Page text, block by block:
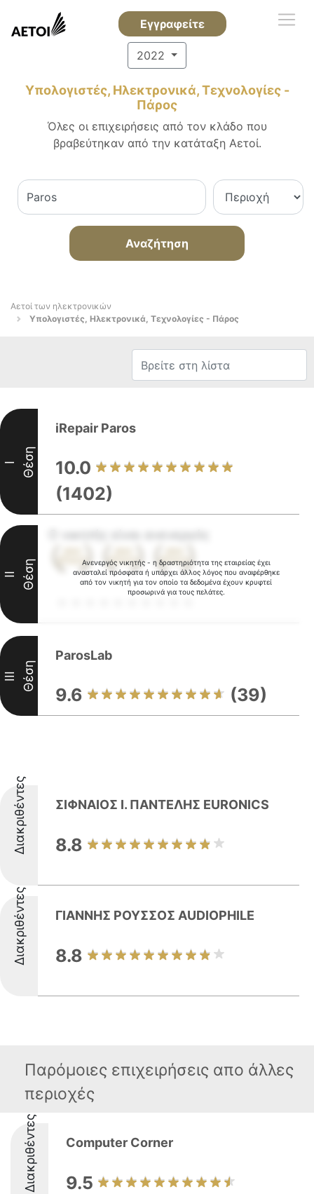
Εγγραφείτε
2022
Υπολογιστές, Ηλεκτρονικά, Τεχνολογίες -
Πάρος
Όλες οι επιχειρήσεις από τον κλάδο που
βραβεύτηκαν από την κατάταξη Αετοί.
Αναζήτηση
Αετοί των ηλεκτρονικών
Υπολογιστές, Ηλεκτρονικά, Τεχνολογίες - Πάρος
I Θέση
iRepair Paros
10.0
(1402)
Ανενεργός νικητής - η δραστηριότητα της εταιρείας έχει
ανασταλεί πρόσφατα ή υπάρχει άλλος λόγος που αναφέρθηκε
από τον νικητή για τον οποίο τα δεδομένα έχουν κρυφτεί
προσωρινά για τους πελάτες.
II Θέση
III Θέση
ParosLab
9.6 (39)
Διακριθέντες ΣΙΦΝΑΙΟΣ I. ΠΑΝΤΕΛΗΣ EURONICS
8.8
Διακριθέντες ΓΙΑΝΝΗΣ ΡΟΥΣΣΟΣ AUDIOPHILE
8.8
Παρόμοιες επιχειρήσεις απο άλλες
περιοχές
Διακριθέντες Computer Corner
9.5